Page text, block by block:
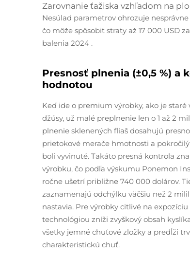
Zarovnanie ťažiska vzhľadom na
Nesúlad parametrov ohrozuje
čo môže spôsobiť straty až 17 000 USD
balenia 2024 .
Presnosť plnenia (±0,5 %)
hodnotou
Keď ide o premium výrobky, ako je
džúsy, už malé preplnenie len o 1 až 2
plnenie sklenených fliaš dosahujú
prietokové merače hmotnosti a
boli vyvinuté. Takáto presná kontrola
výrobku, čo podľa výskumu Ponemon
ročne ušetrí približne 740 000 dolárov.
zaznamenajú odchýlku väčšiu než 2
nastavia. Pre výrobky citlivé na
technológiou zníži zvyškový obsah
všetky jemné chuťové zložky a predĺži
charakteristickú chuť.